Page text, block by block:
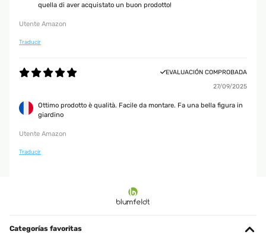
quella di aver acquistato un buon prodotto!
Utente Amazon
Traducir
EVALUACIÓN COMPROBADA
27/09/2025
Ottimo prodotto è qualità. Facile da montare. Fa una bella figura in
giardino
Utente Amazon
Traducir
Categorías favoritas